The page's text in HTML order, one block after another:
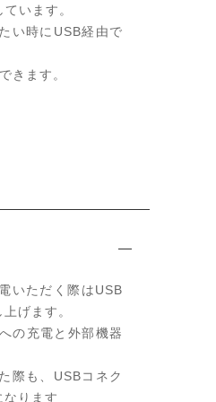
います。
い時にUSB経由で
きます。
いただく際はUSB
げます。
の充電と外部機器
際も、USBコネク
ります